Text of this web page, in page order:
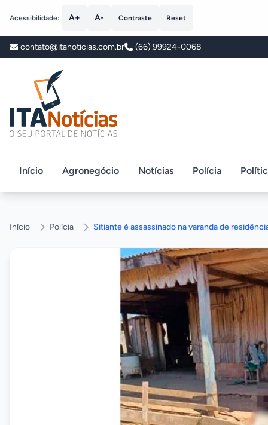
Acessibilidade: A+ A- Contraste Reset
contato@itanoticias.com.br (66) 99924-0068
ITA Notícias
Início Agronegócio Notícias Polícia
Início Polícia Sitiante é assassinado na varanda de